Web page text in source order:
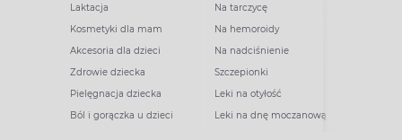
Laktacja
Kosmetyki dla mam
Akcesoria dla dzieci
Zdrowie dziecka
Pielęgnacja dziecka
Ból i gorączka u dzieci
Na tarczycę
Na hemoroidy
Na nadciśnienie
Szczepionki
Leki na otyłość
Leki na dnę moczanową